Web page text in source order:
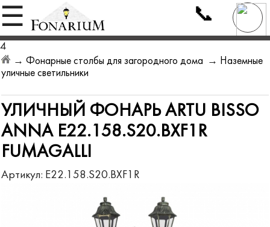
☰ 📞
4
→Фонарные столбы для загородного дома → Наземные
уличные светильники
УЛИЧНЫЙ ФОНАРЬ ARTU BISSO
ANNA E22.158.S20.BXF1R
FUMAGALLI
Артикул: E22.158.S20.BXF1R